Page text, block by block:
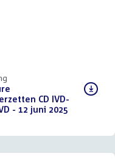
CD IVD-
- 12 juni 2025